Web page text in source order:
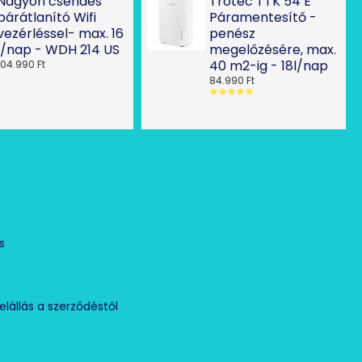
készüléket nagy - 24 Liter/nap - teljesítménye miatt akár 50nm-
is alkalmas.
os relatív páratartalom között
kW
2,1A
Wifi
max. 16
nap - WDH 214 US
Ft
Páramentesítő -
penész
megelőzésére, max.
40 m2-ig - 18l/nap
84.990 Ft
a szerződéstől